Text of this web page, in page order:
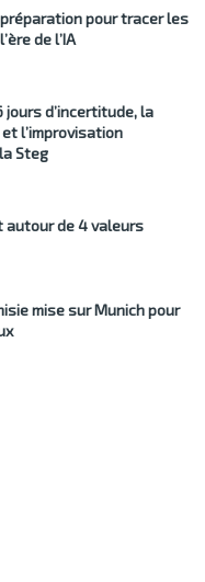
pour tracer les
de l’IA
jours d’incertitude, la
l’improvisation
Steg
autour de 4 valeurs
mise sur Munich pour